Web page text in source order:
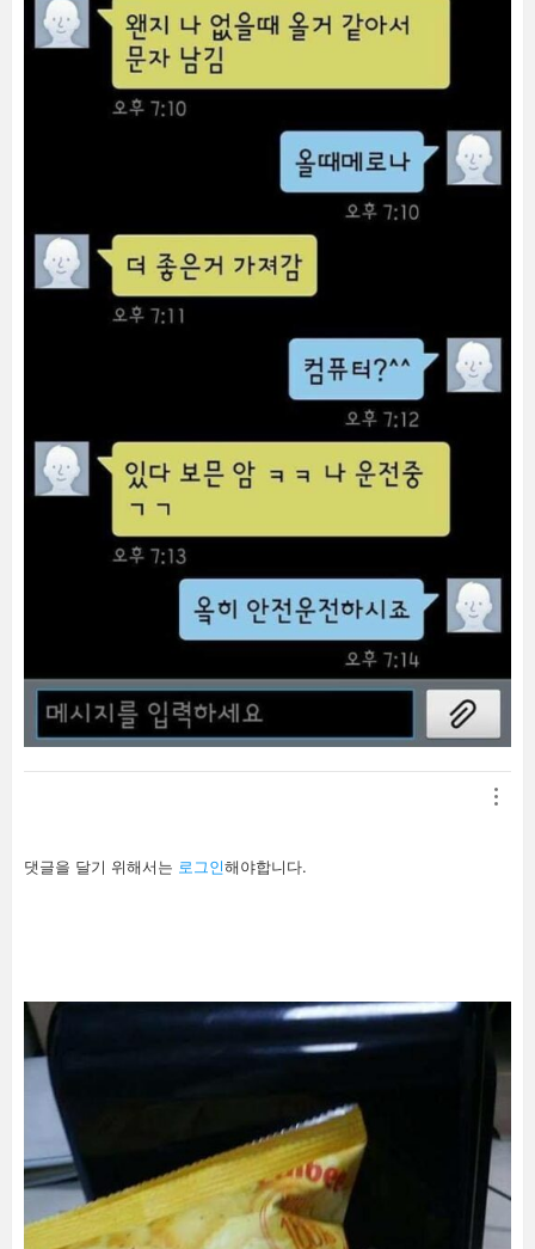
답
글
댓글을 달기 위해서는 로그인해야합니다.